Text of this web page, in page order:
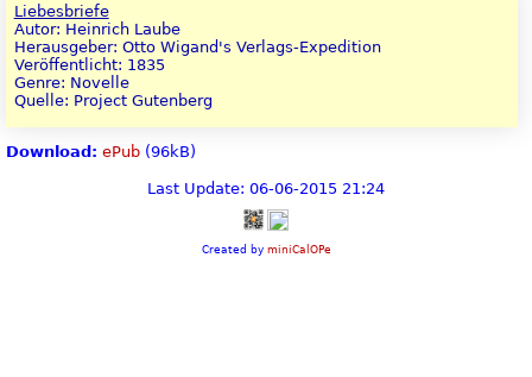
Liebesbriefe
Autor: Heinrich Laube
Herausgeber: Otto Wigand's Verlags-Expedition
Veröffentlicht: 1835
Genre: Novelle
Quelle: Project Gutenberg
Download: ePub (96kB)
Last Update: 06-06-2015 21:24
Created by miniCalOPe